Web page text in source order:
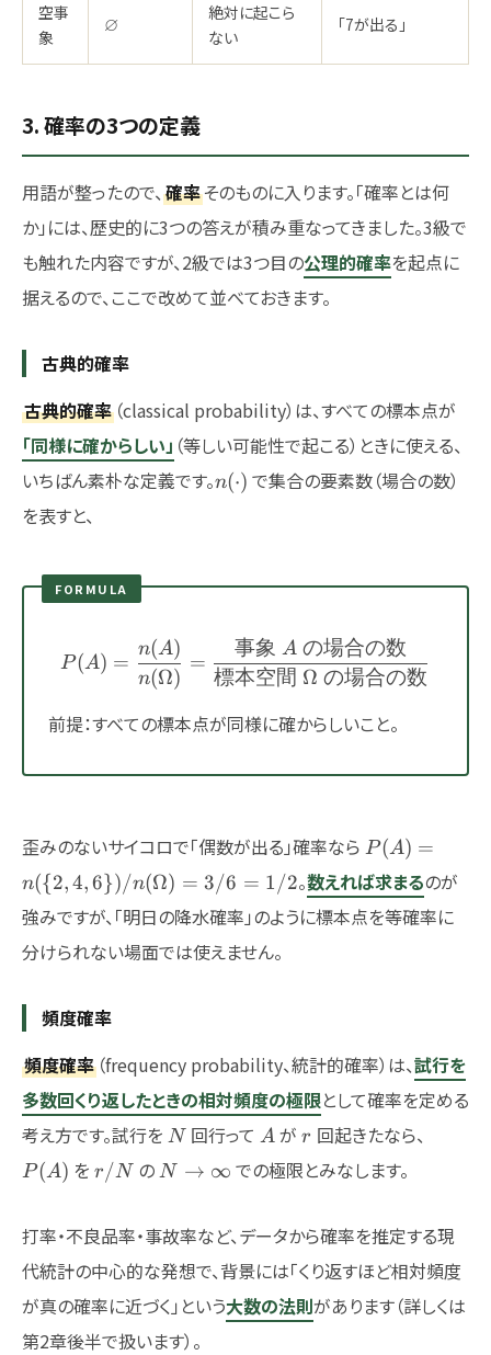
空事
象
\varnothing
∅
絶対に起こら
ない
「7が出る」
3. 確率の3つの定義
用語が整ったので、 確率そのものに入ります。「確率とは何
か」には、歴史的に3つの答えが積み重なってきました。3級で
も触れた内容ですが、2級では3つ目の公理的確率を起点に
据えるので、ここで改めて並べておきます。
古典的確率
古典的確率 （classical probability）は、すべての標本点が
「同様に確からしい」 （等しい可能性で起こる）ときに使える、
いちばん素朴な定義です。n(\cdot)
n(⋅) で集合の要素数（場合の数）
を表すと、
FORMULA
P(A) =
P(A) =
n(Ω)
n(A)
=
標本空間 Ω の場合の数
事象 A の場合の数
前提：すべての標本点が同様に確からしいこと。
歪みのないサイコロで「偶数が出る」確率なら P(A)=n(\
{2,4,6\})/
P(A) =
n({2,4, 6})/n(Ω) = 3/6 = 1/2。数えれば求まるのが
強みですが、「明日の降水確率」のように標本点を等確率に
分けられない場面では使えません。
頻度確率
頻度確率 （frequency probability、統計的確率）は、試行を
多数回くり返したときの相対頻度の極限として確率を定める
考え方です。試行を N
N 回行って A
A がr
r 回起きたなら、
P(A) を r/N
r/N のN\to\infty
N → ∞ での極限とみなします。
打率・不良品率・事故率など、データから確率を推定する現
代統計の中心的な発想で、背景には「くり返すほど相対頻度
が真の確率に近づく」という大数の法則があります（詳しくは
第2章後半で扱います）。